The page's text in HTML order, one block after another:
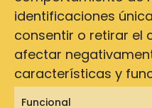
identificaciones
consentir o retirar el
afectar
características y
Funcional